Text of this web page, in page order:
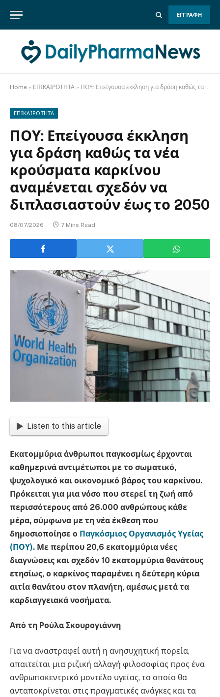
ΕΓΓΡΑΦΗ
Home » ΕΠΙΚΑΙΡΟΤΗΤΑ » ΠΟΥ: Επείγουσα έκκληση για δράση καθώς τα νέα κρούσματα καρκίνου αναμένεται σχεδόν να διπλασιαστούν έως το 2050
ΕΠΙΚΑΙΡΟΤΗΤΑ
ΠΟΥ: Επείγουσα έκκληση
για δράση καθώς τα νέα
κρούσματα καρκίνου
αναμένεται σχεδόν να
διπλασιαστούν έως το 2050
08/07/2026 7 Mins Read
Listen to this article
Εκατομμύρια άνθρωποι παγκοσμίως έρχονται
καθημερινά αντιμέτωποι με το σωματικό,
ψυχολογικό και οικονομικό βάρος του καρκίνου.
Πρόκειται για μια νόσο που στερεί τη ζωή από
περισσότερους από 26.000 ανθρώπους κάθε
μέρα, σύμφωνα με τη νέα έκθεση που
δημοσιοποίησε ο Παγκόσμιος Οργανισμός Υγείας
(ΠΟΥ). Με περίπου 20,6 εκατομμύρια νέες
διαγνώσεις και σχεδόν 10 εκατομμύρια θανάτους
ετησίως, ο καρκίνος παραμένει η δεύτερη κύρια
αιτία θανάτου στον πλανήτη, αμέσως μετά τα
καρδιαγγειακά νοσήματα.
Από τη Ρούλα Σκουρογιάννη
Για να αναστραφεί αυτή η ανησυχητική πορεία,
απαιτείται μια ριζική αλλαγή φιλοσοφίας προς ένα
ανθρωποκεντρικό μοντέλο υγείας, το οποίο θα
ανταποκρίνεται στις πραγματικές ανάγκες και τα